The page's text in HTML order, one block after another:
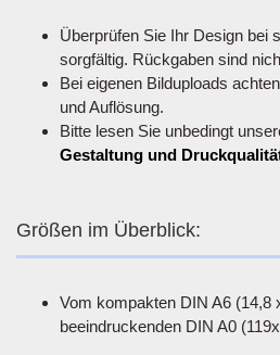
Überprüfen Sie Ihr Design bei
sorgfältig. Rückgaben sind
Bei eigenen Bilduploads
und Auflösung.
Bitte lesen Sie unbedingt
Gestaltung und
Größen im Überblick:
Vom kompakten DIN A6 (14,8
beeindruckenden DIN A0